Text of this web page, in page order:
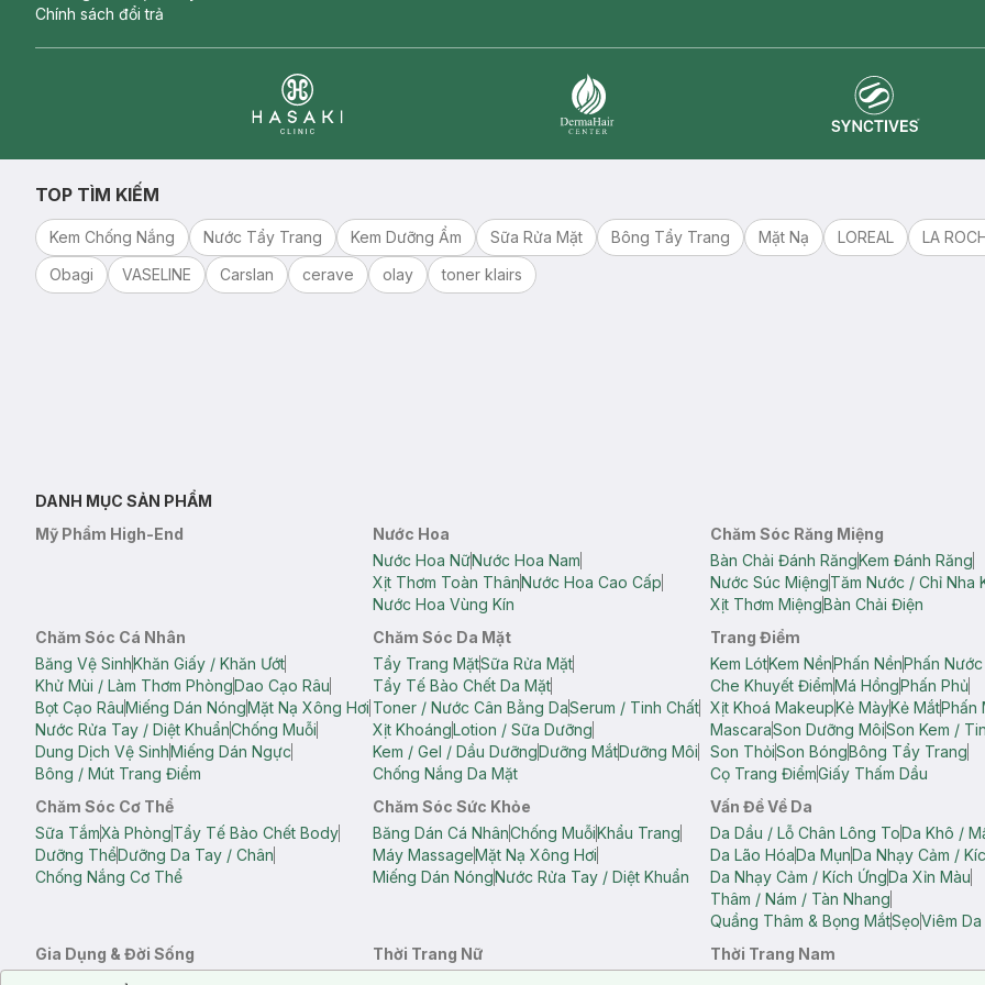
Chính sách đổi trả
TOP TÌM KIẾM
Kem Chống Nắng Nước Tẩy Trang Kem Dưỡng Ẩm Sữa Rửa Mặt Bông Tẩy Trang Mặt Nạ LOREAL
LA
Obagi
VASELINE Carslan cerave olay toner klairs
DANH MỤC SẢN PHẨM
Mỹ Phẩm High-End
Nước Hoa
Nước Hoa NữNước Hoa Nam
Xịt Thơm Toàn ThânNước Hoa Cao Cấp
Nước Hoa Vùng Kín
Chăm Sóc Răng Miệng
Bàn Chải Đánh RăngKem Đánh Răng
Nước Súc MiệngTăm Nước / Chỉ Nha
Xịt Thơm MiệngBàn Chải Điện
Chăm Sóc Cá Nhân
Băng Vệ SinhKhăn Giấy / Khăn Ướt
Khử Mùi / Làm Thơm PhòngDao Cạo Râu
Bọt Cạo RâuMiếng Dán NóngMặt Nạ Xông Hơi
Nước Rửa Tay / Diệt KhuẩnChống Muỗi
Dung Dịch Vệ SinhMiếng Dán Ngực
Bông / Mút Trang Điểm
Chăm Sóc Da Mặt
Tẩy Trang MặtSữa Rửa Mặt
Tẩy Tế Bào Chết Da Mặt
Toner / Nước Cân Bằng DaSerum / Tinh Chất
Xịt KhoángLotion / Sữa Dưỡng
Kem / Gel / Dầu DưỡngDưỡng MắtDưỡng Môi
Chống Nắng Da Mặt
Trang Điểm
Kem LótKem NềnPhấn NềnPhấn
Che Khuyết ĐiểmMá HồngPhấn Phủ
Xịt Khoá MakeupKẻ MàyKẻ MắtPhấn
MascaraSon Dưỡng MôiSon Kem /
Son ThỏiSon BóngBông Tẩy Trang
Cọ Trang ĐiểmGiấy Thấm Dầu
Chăm Sóc Cơ Thể
Sữa TắmXà PhòngTẩy Tế Bào Chết Body
Dưỡng ThểDưỡng Da Tay / Chân
Chống Nắng Cơ Thể
Chăm Sóc Sức Khỏe
Băng Dán Cá NhânChống MuỗiKhẩu Trang
Máy MassageMặt Nạ Xông Hơi
Miếng Dán NóngNước Rửa Tay / Diệt Khuẩn
Vấn Đề Về Da
Da Dầu / Lỗ Chân Lông ToDa Khô /
Da Lão HóaDa MụnDa Nhạy Cảm /
Da Nhạy Cảm / Kích ỨngDa Xỉn Màu
Thâm / Nám / Tàn Nhang
Quầng Thâm & Bọng MắtSẹoViêm
Gia Dụng & Đời Sống
Bông Tắm / Phụ Kiện Tắm
Thời Trang Nữ
Thời Trang Nam
Notice about cookies usage